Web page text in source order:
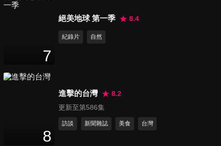
第79集 生小孩變鬧劇？！到底
47
第81集 全民恐慌！小孩傳染病
大流行？！
7
絕美地球 第一季 8.4
紀錄片 自然
8
進擊的台灣
8.2
更新至第586集
訪談 新聞雜誌 美食 台灣